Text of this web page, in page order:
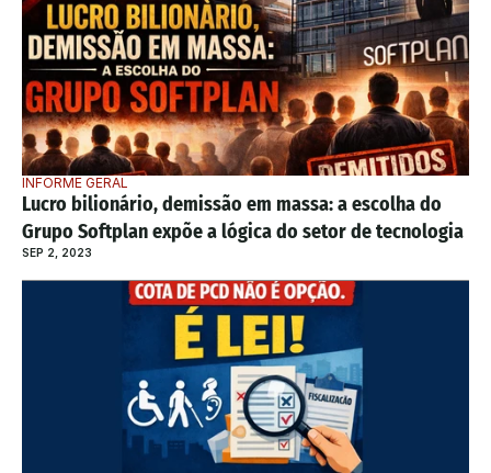
INFORME GERAL
Lucro bilionário, demissão em massa: a escolha do
Grupo Softplan expõe a lógica do setor de tecnologia
SEP 2, 2023